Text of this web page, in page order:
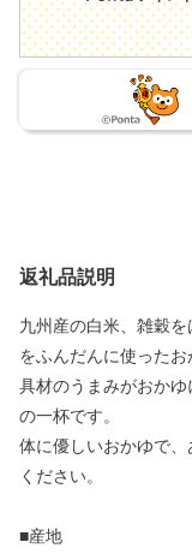
返礼品説明
九州産の白米、雑穀
をふんだんに使ったお
具材のうまみがおか
の一杯です。
体に優しいおかゆで
ください。
■産地